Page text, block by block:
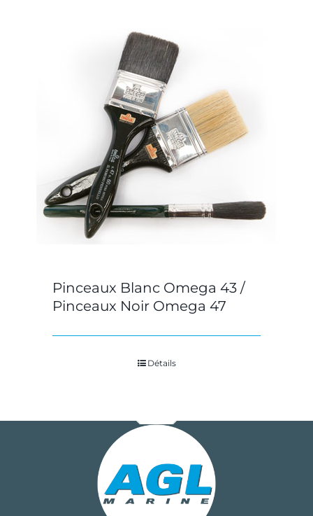
Pinceaux Blanc Omega 43 /
Pinceaux Noir Omega 47
Détails